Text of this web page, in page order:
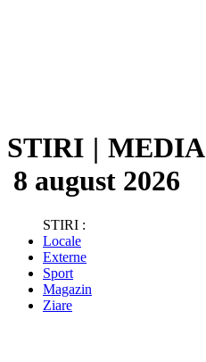
STIRI | MEDIA
8 august 2026
STIRI :
Locale
Externe
Sport
Magazin
Ziare